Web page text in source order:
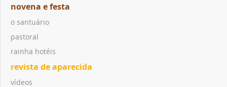
novena e festa
o santuário
pastoral
rainha hotéis
revista de aparecida
vídeos